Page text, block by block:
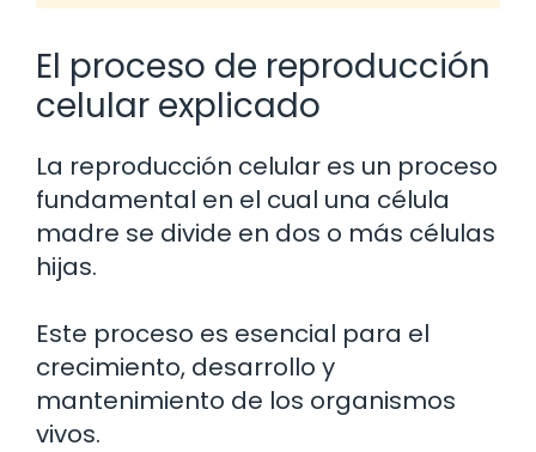
El proceso de reproducción
celular explicado
La reproducción celular es un proceso
fundamental en el cual una célula
madre se divide en dos o más células
hijas.
Este proceso es esencial para el
crecimiento, desarrollo y
mantenimiento de los organismos
vivos.